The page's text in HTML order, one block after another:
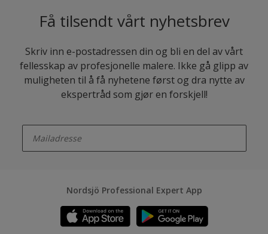
Få tilsendt vårt nyhetsbrev
Skriv inn e-postadressen din og bli en del av vårt
fellesskap av profesjonelle malere. Ikke gå glipp av
muligheten til å få nyhetene først og dra nytte av
ekspertråd som gjør en forskjell!
Nordsjö Professional Expert App